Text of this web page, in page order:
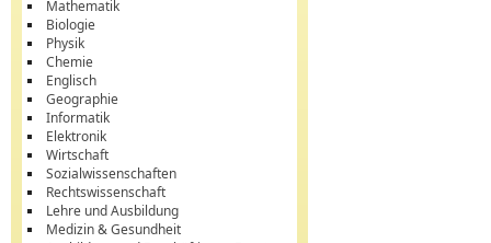
Mathematik
Biologie
Physik
Chemie
Englisch
Geographie
Informatik
Elektronik
Wirtschaft
Sozialwissenschaften
Rechtswissenschaft
Lehre und Ausbildung
Medizin & Gesundheit